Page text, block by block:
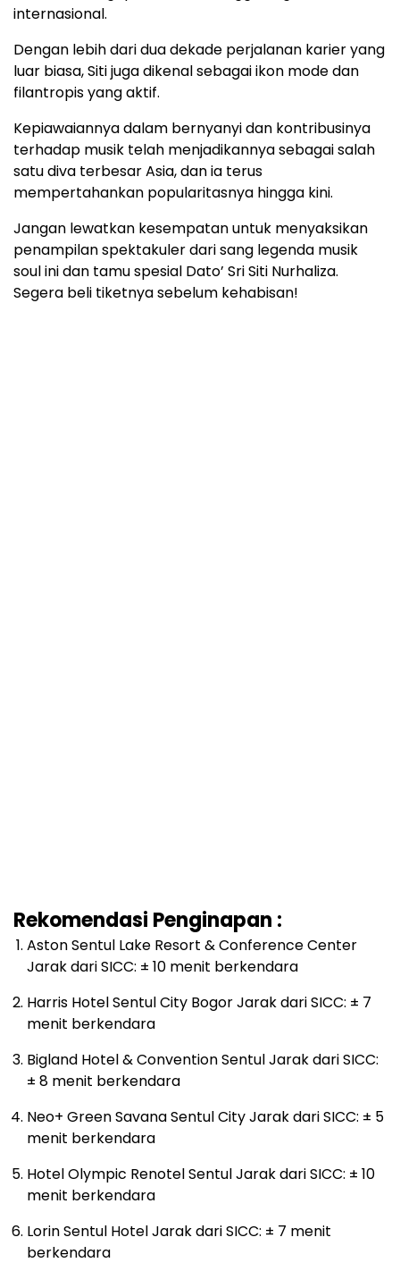
internasional.
Dengan lebih dari dua dekade perjalanan karier yang
luar biasa, Siti juga dikenal sebagai ikon mode dan
filantropis yang aktif.
Kepiawaiannya dalam bernyanyi dan kontribusinya
terhadap musik telah menjadikannya sebagai salah
satu diva terbesar Asia, dan ia terus
mempertahankan popularitasnya hingga kini.
Jangan lewatkan kesempatan untuk menyaksikan
penampilan spektakuler dari sang legenda musik
soul ini dan tamu spesial Dato’ Sri Siti Nurhaliza.
Segera beli tiketnya sebelum kehabisan!
Rekomendasi Penginapan :
Aston Sentul Lake Resort & Conference Center
Jarak dari SICC: ± 10 menit berkendara
Harris Hotel Sentul City Bogor Jarak dari SICC: ± 7
menit berkendara
Bigland Hotel & Convention Sentul Jarak dari SICC:
± 8 menit berkendara
Neo+ Green Savana Sentul City Jarak dari SICC: ± 5
menit berkendara
Hotel Olympic Renotel Sentul Jarak dari SICC: ± 10
menit berkendara
Lorin Sentul Hotel Jarak dari SICC: ± 7 menit
berkendara